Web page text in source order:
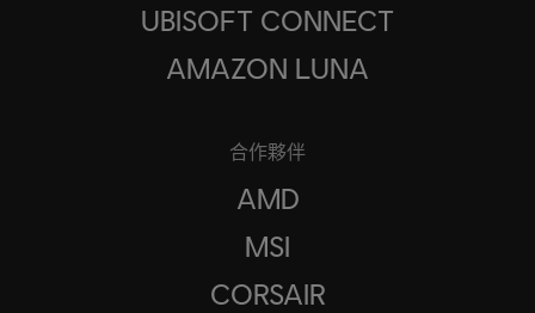
UBISOFT CONNECT
AMAZON LUNA
合作夥伴
AMD
MSI
CORSAIR